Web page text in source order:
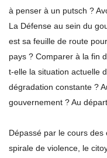
à penser à un putsch ?
La Défense au sein du
est sa feuille de route
pays ? Comparer à la fin
t-elle la situation actuelle
dégradation constante ?
gouvernement ? Au
Dépassé par le cours des
spirale de violence, le